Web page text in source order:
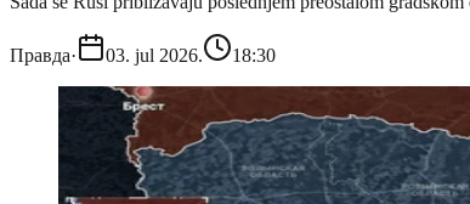
Правда· 03. jul 2026. 18:30